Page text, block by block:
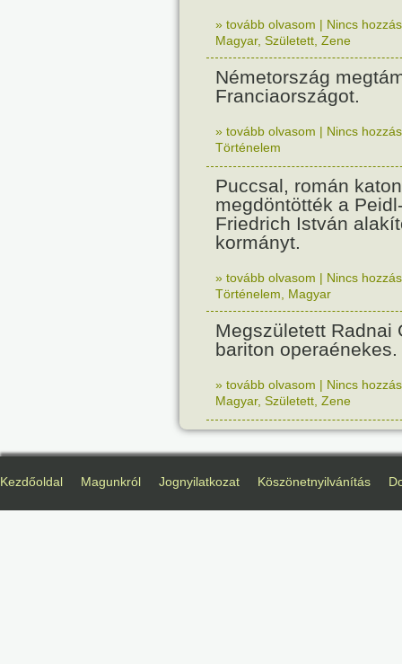
» tovább olvasom | Nincs
Magyar, Született Zene
Németország
Franciaországot.
» tovább olvasom | Nincs
Történelem
Puccsal, román
megdöntötték a
Friedrich István
kormányt.
» tovább olvasom | Nincs
Történelem
Magyar
Megszületett Radnai
bariton operaénekes.
» tovább olvasom | Nincs
Magyar, Született Zene
Kezdőoldal Magunkról Jognyilatkozat Köszönetnyilvánítás